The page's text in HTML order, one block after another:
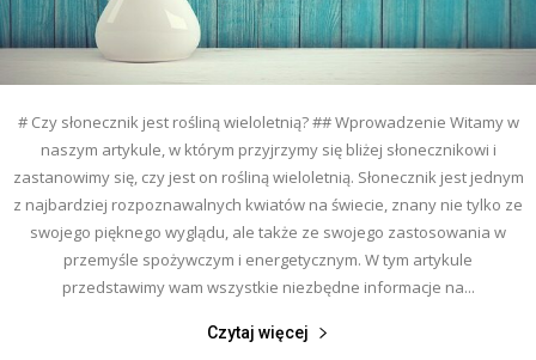
# Czy słonecznik jest rośliną wieloletnią? ## Wprowadzenie Witamy w
naszym artykule, w którym przyjrzymy się bliżej słonecznikowi i
zastanowimy się, czy jest on rośliną wieloletnią. Słonecznik jest jednym
z najbardziej rozpoznawalnych kwiatów na świecie, znany nie tylko ze
swojego pięknego wyglądu, ale także ze swojego zastosowania w
przemyśle spożywczym i energetycznym. W tym artykule
przedstawimy wam wszystkie niezbędne informacje na...
Czytaj więcej